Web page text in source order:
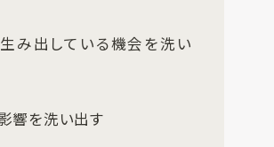
生み出している機会を洗い
響を洗い出す